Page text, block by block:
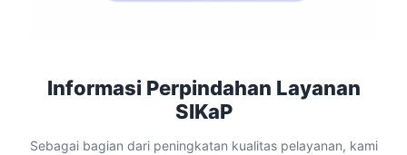
Informasi Perpindahan Layanan
SIKaP
Sebagai bagian dari peningkatan kualitas pelayanan, kami